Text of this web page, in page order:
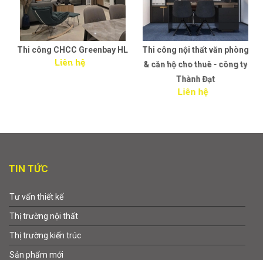
Thi công CHCC Greenbay HL
Liên hệ
Thi công nội thất văn phòng
& căn hộ cho thuê - công ty
Thành Đạt
Liên hệ
TIN TỨC
Tư vấn thiết kế
Thị trường nội thất
Thị trường kiến trúc
Sản phẩm mới